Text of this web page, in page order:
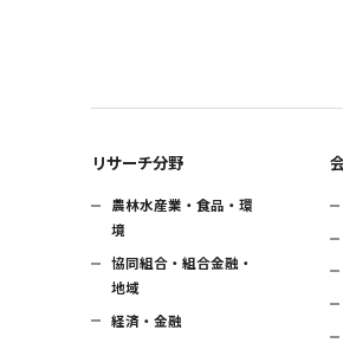
リサーチ分野
農林水産業・食品・環
境
協同組合・組合金融・
地域
経済・金融